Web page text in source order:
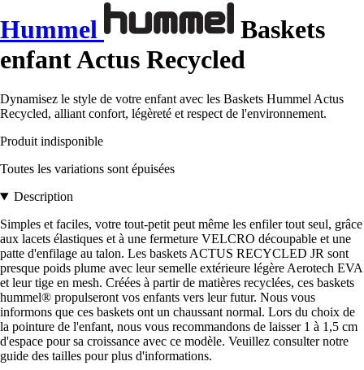
Hummel
Baskets
enfant Actus Recycled
Dynamisez le style de votre enfant avec les Baskets Hummel Actus
Recycled, alliant confort, légèreté et respect de l'environnement.
Produit indisponible
Toutes les variations sont épuisées
Description
Simples et faciles, votre tout-petit peut même les enfiler tout seul, grâce
aux lacets élastiques et à une fermeture VELCRO découpable et une
patte d'enfilage au talon. Les baskets ACTUS RECYCLED JR sont
presque poids plume avec leur semelle extérieure légère Aerotech EVA
et leur tige en mesh. Créées à partir de matières recyclées, ces baskets
hummel® propulseront vos enfants vers leur futur. Nous vous
informons que ces baskets ont un chaussant normal. Lors du choix de
la pointure de l'enfant, nous vous recommandons de laisser 1 à 1,5 cm
d'espace pour sa croissance avec ce modèle. Veuillez consulter notre
guide des tailles pour plus d'informations.